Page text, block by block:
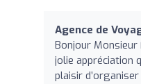
Agence de
Bonjour
jolie appréciation
plaisir